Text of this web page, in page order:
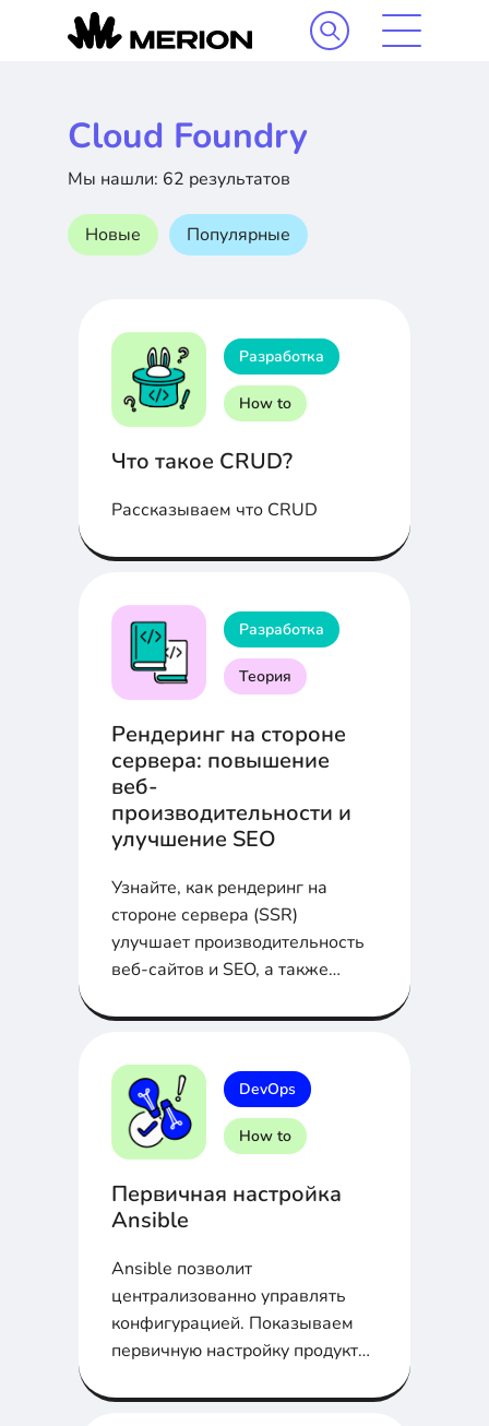
Cloud Foundry
Мы нашли: 62 результатов
Новые Популярные
Разработка
How to
Что такое CRUD?
Рассказываем что CRUD
Разработка
Теория
Рендеринг на стороне
сервера: повышение
веб-
производительности и
улучшение SEO
Узнайте, как рендеринг на
стороне сервера (SSR)
улучшает производительность
веб-сайтов и SEO, а также
его реализовать.
DevOps
How to
Первичная настройка
Ansible
Ansible позволит
централизованно управлять
конфигурацией. Показываем
первичную настройку продукта